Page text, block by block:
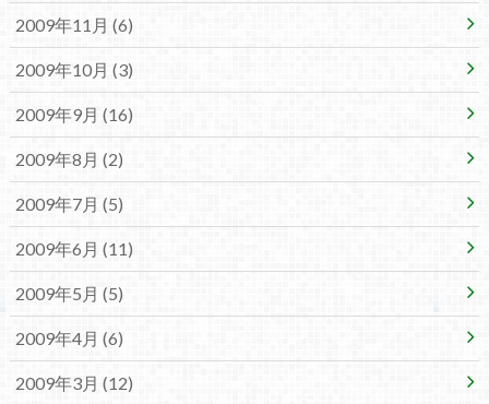
2009年11月 (6)
2009年10月 (3)
2009年9月 (16)
2009年8月 (2)
2009年7月 (5)
2009年6月 (11)
2009年5月 (5)
2009年4月 (6)
2009年3月 (12)